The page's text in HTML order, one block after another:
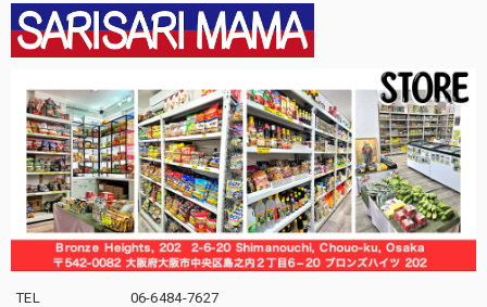
TEL
06-6484-7627